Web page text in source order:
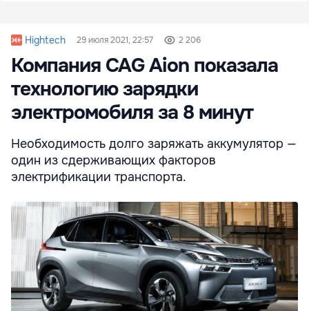
Hightech 29 июля 2021, 22:57 2 206
Компания CAG Aion показала
технологию зарядки
электромобиля за 8 минут
Необходимость долго заряжать аккумулятор —
один из сдерживающих факторов
электрификации транспорта.